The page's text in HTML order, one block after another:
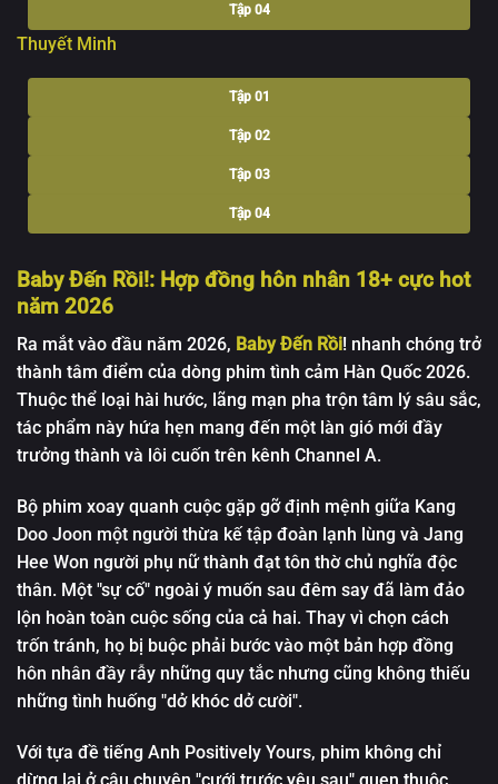
Tập 04
Tập 06
Tập 07
Tập 08
Tập 09
Tập 11
Thuyết Minh
Tập 01
Tập 02
Tập 03
Tập 04
Baby Đến Rồi!: Hợp đồng hôn nhân 18+ cực hot
năm 2026
Ra mắt vào đầu năm 2026, Baby Đến Rồi! nhanh chóng trở
thành tâm điểm của dòng phim tình cảm Hàn Quốc 2026.
Thuộc thể loại hài hước, lãng mạn pha trộn tâm lý sâu sắc,
tác phẩm này hứa hẹn mang đến một làn gió mới đầy
trưởng thành và lôi cuốn trên kênh Channel A.
Bộ phim xoay quanh cuộc gặp gỡ định mệnh giữa Kang
Doo Joon một người thừa kế tập đoàn lạnh lùng và Jang
Hee Won người phụ nữ thành đạt tôn thờ chủ nghĩa độc
thân. Một "sự cố" ngoài ý muốn sau đêm say đã làm đảo
lộn hoàn toàn cuộc sống của cả hai. Thay vì chọn cách
trốn tránh, họ bị buộc phải bước vào một bản hợp đồng
hôn nhân đầy rẫy những quy tắc nhưng cũng không thiếu
những tình huống "dở khóc dở cười".
Với tựa đề tiếng Anh Positively Yours, phim không chỉ